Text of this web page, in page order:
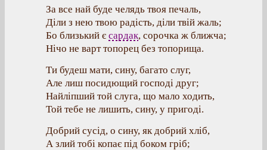
За все най буде челядь твоя печаль,
Діли з нею твою радість, діли твій жаль;
Бо близький є сардак, сорочка ж ближча;
Нічо не варт топорец без топорища.
Ти будеш мати, сину, багато слуг,
Але лиш посидющий господі друг;
Найліпший той слуга, що мало ходить,
Той тебе не лишить, сину, у пригоді.
Добрий сусід, о сину, як добрий хліб,
А злий тобі копає під боком гріб;